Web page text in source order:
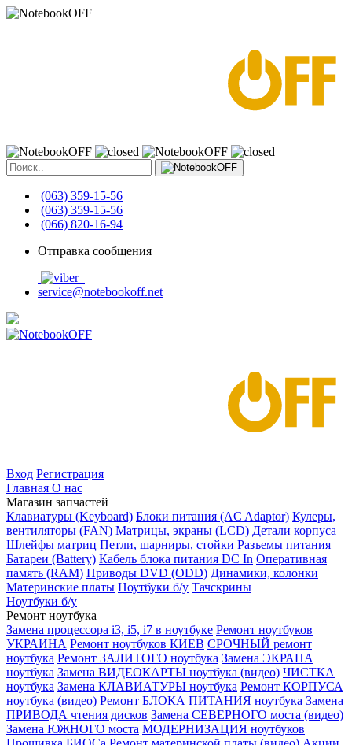
(063) 359-15-56
(063) 359-15-56
(066) 820-16-94
Отправка сообщения
service@notebookoff.net
Вход Регистрация
Главная О нас
Магазин запчастей
Клавиатуры (Keyboard) Блоки питания (AC Adaptor) Кулеры,
вентиляторы (FAN) Матрицы, экраны (LCD) Детали корпуса
Шлейфы матриц Петли, шарниры, стойки Разъемы питания
Батареи (Battery) Кабель блока питания DC In Оперативная
память (RAM) Приводы DVD (ODD) Динамики, колонки
Материнские платы Ноутбуки б/у Тачскрины
Ноутбуки б/у
Ремонт ноутбука
Замена процессора i3, i5, i7 в ноутбуке Ремонт ноутбуков
УКРАИНА Ремонт ноутбуков КИЕВ СРОЧНЫЙ ремонт
ноутбука Ремонт ЗАЛИТОГО ноутбука Замена ЭКРАНА
ноутбука Замена ВИДЕОКАРТЫ ноутбука (видео) ЧИСТКА
ноутбука Замена КЛАВИАТУРЫ ноутбука Ремонт КОРПУСА
ноутбука (видео) Ремонт БЛОКА ПИТАНИЯ ноутбука Замена
ПРИВОДА чтения дисков Замена СЕВЕРНОГО моста (видео)
Замена ЮЖНОГО моста МОДЕРНИЗАЦИЯ ноутбуков